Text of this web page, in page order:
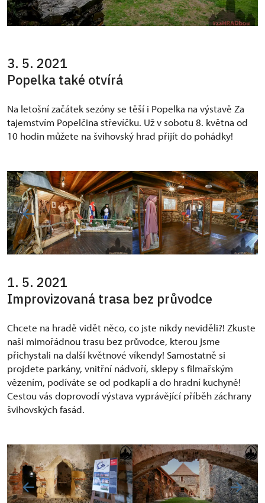
3. 5. 2021
Popelka také otvírá
Na letošní začátek sezóny se těší i Popelka na výstavě Za
tajemstvím Popelčina střevíčku. Už v sobotu 8. května od
10 hodin můžete na švihovský hrad přijít do pohádky!
1. 5. 2021
Improvizovaná trasa bez průvodce
Chcete na hradě vidět něco, co jste nikdy neviděli?! Zkuste
naši mimořádnou trasu bez průvodce, kterou jsme
přichystali na další květnové víkendy! Samostatně si
projdete parkány, vnitřní nádvoří, sklepy s filmařským
vězením, podíváte se od podkaplí a do hradní kuchyně!
Cestou vás doprovodí výstava vyprávějící příběh záchrany
švihovských fasád.